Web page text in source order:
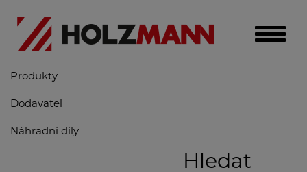
Toggle
Produkty
Dodavatel
Náhradní díly
Hledat